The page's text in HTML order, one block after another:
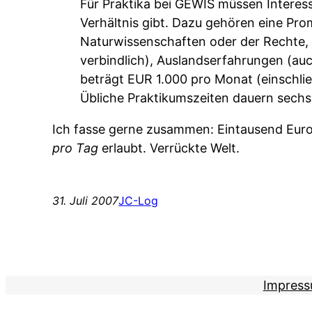
Für Praktika bei GEWIS müssen
Verhältnis gibt. Dazu gehören eine
Naturwissenschaften oder der
verbindlich), Auslandserfahrungen
beträgt EUR 1.000 pro Monat
Übliche Praktikumszeiten dauern
Ich fasse gerne zusammen: Eintausend
pro Tag erlaubt. Verrückte Welt.
31. Juli 2007JC-Log